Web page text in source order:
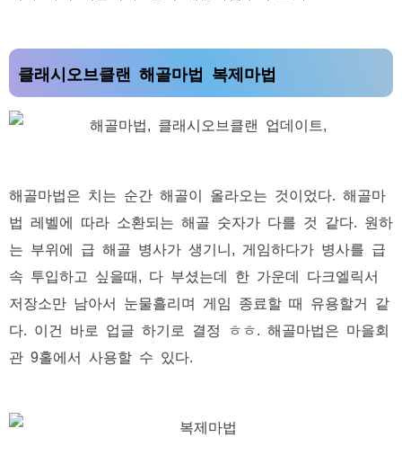
클래시오브클랜 해골마법 복제마법
해골마법은 치는 순간 해골이 올라오는 것이었다. 해골마
법 레벨에 따라 소환되는 해골 숫자가 다를 것 같다. 원하
는 부위에 급 해골 병사가 생기니, 게임하다가 병사를 급
속 투입하고 싶을때, 다 부셨는데 한 가운데 다크엘릭서
저장소만 남아서 눈물흘리며 게임 종료할 때 유용할거 같
다. 이건 바로 업글 하기로 결정 ㅎㅎ. 해골마법은 마을회
관 9홀에서 사용할 수 있다.